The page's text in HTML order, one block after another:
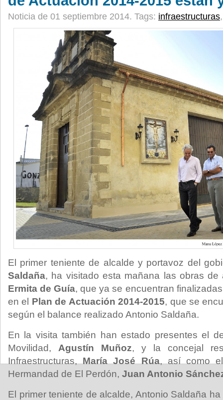
Noticia de 01 septiembre 2014. Tags: infraestructuras
El primer teniente de alcalde y portavoz del
Saldaña, ha visitado esta mañana las obras de
Ermita de Guía, que ya se encuentran
en el Plan de Actuación 2014-2015, que se
según el balance realizado Antonio Saldaña.
En la visita también han estado presentes el
Movilidad, Agustín Muñoz, y la concejal
Infraestructuras, María José Rúa, así como
Hermandad de El Perdón, Juan Antonio
El primer teniente de alcalde, Antonio Saldaña